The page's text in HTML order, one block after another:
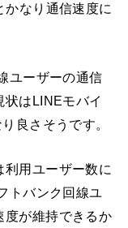
なり通信速度に
ユーザーの通信
はLINEモバイ
良さそうです。
用ユーザー数に
トバンク回線ユ
度が維持できるか